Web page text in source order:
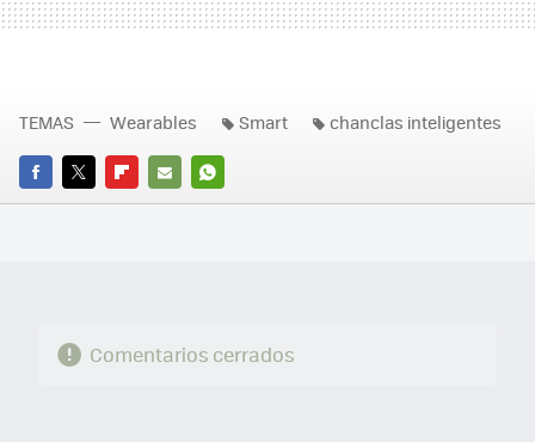
FACEBOOK
TWITTERFLIPBOARD
E-
WHATSAPP
TEMAS Wearables Smart chanclas inteligentes
Comentarios cerrados